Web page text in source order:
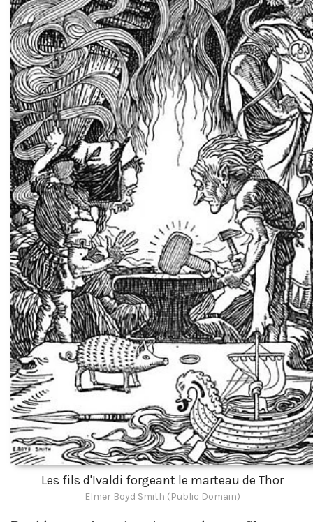
Les fils d'Ivaldi forgeant le marteau de Thor
Elmer Boyd Smith (Public Domain)